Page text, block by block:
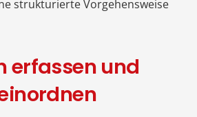
strukturierte Vorgehensweise
erfassen und